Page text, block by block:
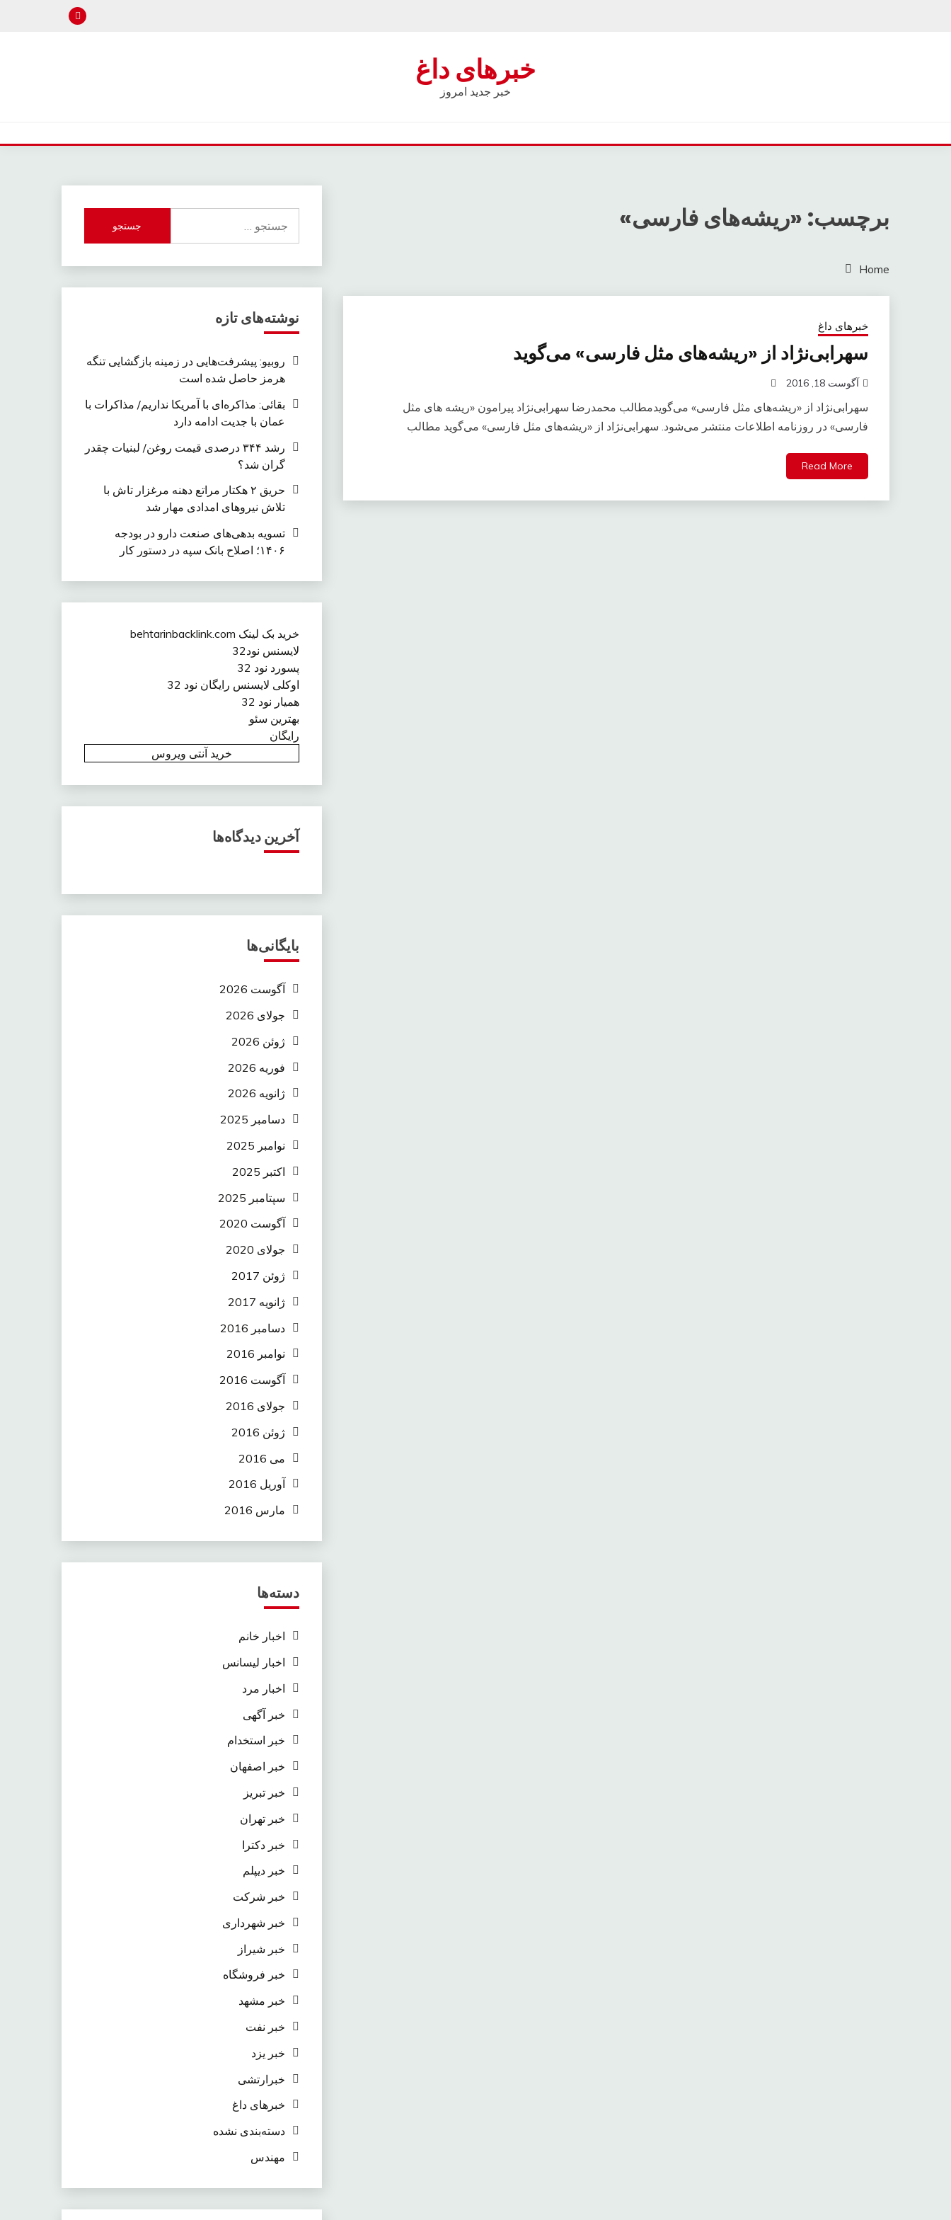
خبرهای داغ
خبر جدید امروز
برچسب: «ریشه‌های فارسی»
Home
خبرهای داغ
سهرابی‌نژاد از «ریشه‌های مثل فارسی» می‌گوید
آگوست 18, 2016
سهرابی‌نژاد از «ریشه‌های مثل فارسی» می‌گویدمطالب محمدرضا سهرابی‌نژاد پیرامون «ریشه های مثل
فارسی» در روزنامه اطلاعات منتشر می‌شود. سهرابی‌نژاد از «ریشه‌های مثل فارسی» می‌گوید مطالب
Read More
برای:
نوشته‌های تازه
روبیو: پیشرفت‌هایی در زمینه بازگشایی تنگه
هرمز حاصل شده است
بقائی: مذاکره‌ای با آمریکا نداریم/ مذاکرات با
عمان با جدیت ادامه دارد
رشد ۳۴۴ درصدی قیمت روغن/ لبنیات چقدر
گران شد؟
حریق ۲ هکتار مراتع دهنه مرغزار تاش با
تلاش نیروهای امدادی مهار شد
تسویه بدهی‌های صنعت دارو در بودجه
۱۴۰۶؛ اصلاح بانک سپه در دستور کار
خرید بک لینک behtarinbacklink.com
لایسنس نود32
پسورد نود 32
اوکلی لایسنس رایگان نود 32
همیار نود 32
بهترین سئو
رایگان
خرید آنتی ویروس
آخرین دیدگاه‌ها
بایگانی‌ها
آگوست 2026
جولای 2026
ژوئن 2026
فوریه 2026
ژانویه 2026
دسامبر 2025
نوامبر 2025
اکتبر 2025
سپتامبر 2025
آگوست 2020
جولای 2020
ژوئن 2017
ژانویه 2017
دسامبر 2016
نوامبر 2016
آگوست 2016
جولای 2016
ژوئن 2016
می 2016
آوریل 2016
مارس 2016
دسته‌ها
اخبار خانم
اخبار لیسانس
اخبار مرد
خبر آگهی
خبر استخدام
خبر اصفهان
خبر تبریز
خبر تهران
خبر دکترا
خبر دیپلم
خبر شرکت
خبر شهرداری
خبر شیراز
خبر فروشگاه
خبر مشهد
خبر نفت
خبر یزد
خبرارتشی
خبرهای داغ
دسته‌بندی نشده
مهندس